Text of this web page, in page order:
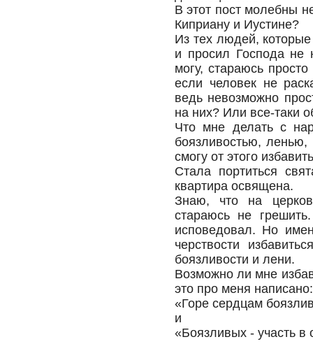
В этот пост молебны
Киприану и Иустине?
Из тех людей,
и просил Господа не
могу, стараюсь
если человек не
ведь невозможно
на них? Или все-таки
Что мне делать с
боязливостью,
смогу от этого
Стала портиться
квартира освящена.
Знаю, что на
стараюсь не
исповедовал. Но
черствости
боязливости и лени.
Возможно ли мне
это про меня написано:
«Горе сердцам
и
«Боязливых - участь